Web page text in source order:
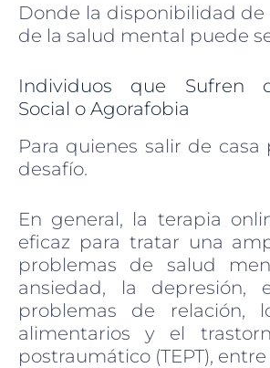
Donde la disponibilidad de
de la salud mental puede
Individuos que Sufren
Social o Agorafobia
Para quienes salir de casa
desafío.
En general, la terapia
eficaz para tratar una
problemas de salud
ansiedad, la depresión,
problemas de relación,
alimentarios y el
postraumático (TEPT),